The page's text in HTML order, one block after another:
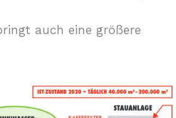
auch eine größere